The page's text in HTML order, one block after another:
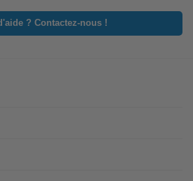
? Contactez-nous !